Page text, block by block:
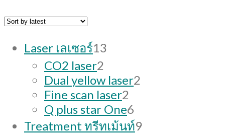
Laser เลเซอร์13
CO2 laser2
products
Dual yellow laser2
Fine scan laser2
products
Q plus star One6
products
Treatment ทรีทเม้นท์99